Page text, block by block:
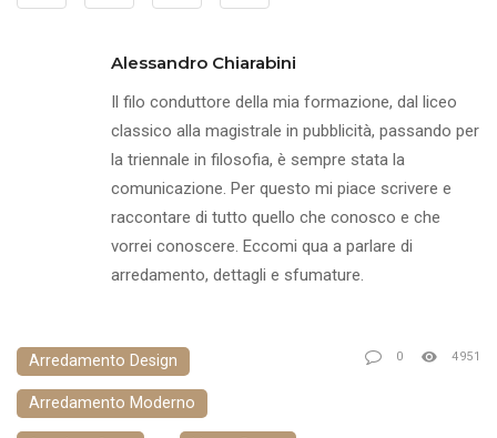
Alessandro Chiarabini
Il filo conduttore della mia formazione, dal liceo
classico alla magistrale in pubblicità, passando per
la triennale in filosofia, è sempre stata la
comunicazione. Per questo mi piace scrivere e
raccontare di tutto quello che conosco e che
vorrei conoscere. Eccomi qua a parlare di
arredamento, dettagli e sfumature.
Arredamento Design
Arredamento Moderno
0 4951